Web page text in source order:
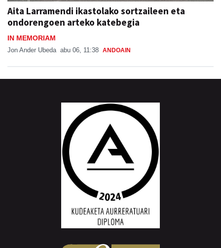
Aita Larramendi ikastolako sortzaileen eta
ondorengoen arteko katebegia
IN MEMORIAM
Jon Ander Ubeda abu 06, 11:38 ANDOAIN